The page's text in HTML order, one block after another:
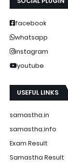
facebook
whatsapp
instagram
youtube
USEFUL LINKS
samastha.in
samastha.info
Exam Result
Samastha Result